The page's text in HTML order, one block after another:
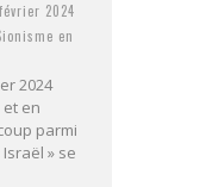
2024
en
2024
en
parmi
» se